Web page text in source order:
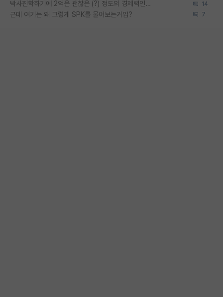
박사진학하기에 2억은 괜찮은 (?) 정도의 경제력인가요 14
근데 여기는 왜 그렇게 SPK를 물어보는거임? 7